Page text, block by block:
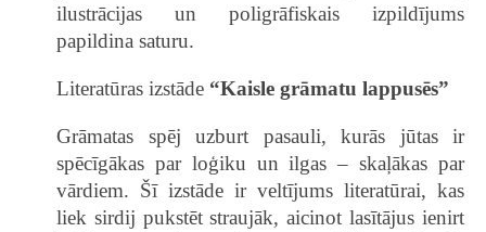
ilustrācijas un poligrāfiskais izpildījums
papildina saturu.
Literatūras izstāde “Kaisle grāmatu lappusēs”
Grāmatas spēj uzburt pasauli, kurās jūtas ir
spēcīgākas par loģiku un ilgas – skaļākas par
vārdiem. Šī izstāde ir veltījums literatūrai, kas
liek sirdij pukstēt straujāk, aicinot lasītājus ienirt